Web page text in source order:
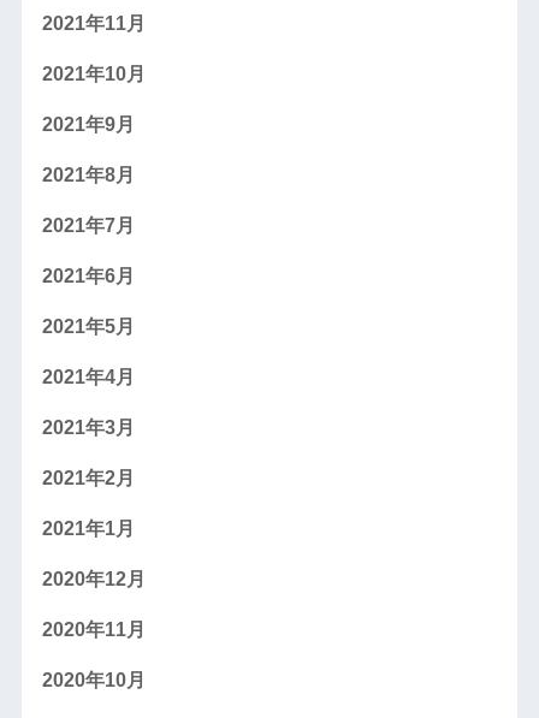
2021年11月
2021年10月
2021年9月
2021年8月
2021年7月
2021年6月
2021年5月
2021年4月
2021年3月
2021年2月
2021年1月
2020年12月
2020年11月
2020年10月